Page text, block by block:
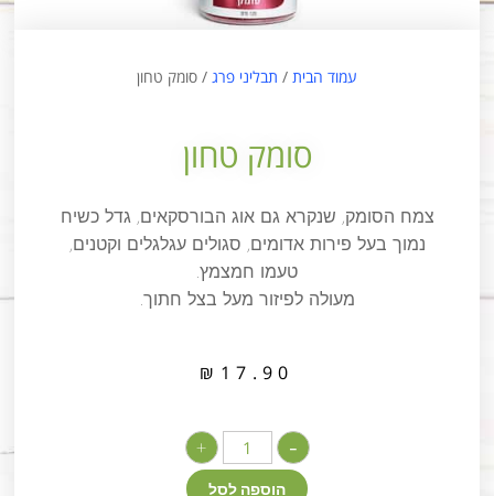
עמוד הבית / תבליני פרג / סומק טחון
סומק טחון
צמח הסומק, שנקרא גם אוג הבורסקאים, גדל כשיח
נמוך בעל פירות אדומים, סגולים עגלגלים וקטנים,
טעמו חמצמץ.
מעולה לפיזור מעל בצל חתוך.
₪ 17.90
-
+
הוספה לסל